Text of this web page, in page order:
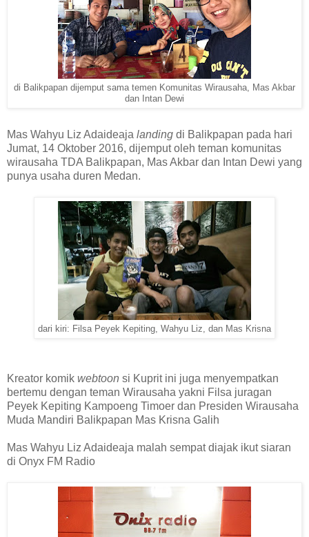
di Balikpapan dijemput sama temen Komunitas Wirausaha, Mas Akbar
dan Intan Dewi
Mas Wahyu Liz Adaideaja landing di Balikpapan pada hari
Jumat, 14 Oktober 2016, dijemput oleh teman komunitas
wirausaha TDA Balikpapan, Mas Akbar dan ntan Dewi yang
punya usaha duren Medan.
dari kiri: Filsa Peyek Kepiting, Wahyu Liz, dan Mas Krisna
Kreator komik webtoon si Kuprit ini juga menyempatkan
bertemu dengan teman Wirausaha yakni Filsa juragan
Peyek Kepiting Kampoeng Timoer dan Presiden Wirausaha
Muda Mandiri Balikpapan Mas Krisna Galih
Mas Wahyu Liz Adaideaja malah sempat diajak ikut siaran
di Onyx FM Radio